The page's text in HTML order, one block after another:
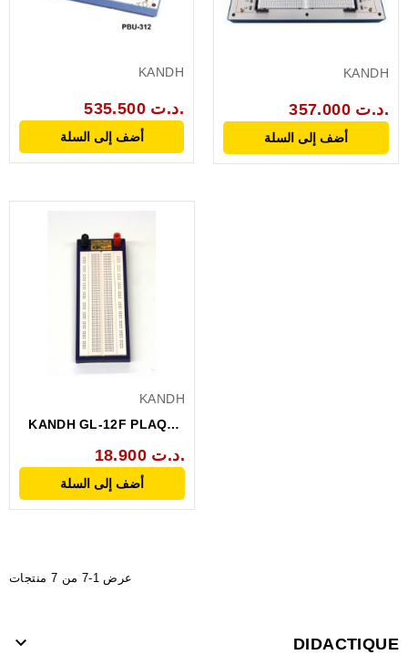
KANDH
535.500 د.ت.
أضف إلى السلة
KANDH
357.000 د.ت.
أضف إلى السلة
KANDH
KANDH GL-12F PLAQUE
18.900 د.ت.
أضف إلى السلة
عرض 1-7 من 7 منتجات
DIDACTIQUE
